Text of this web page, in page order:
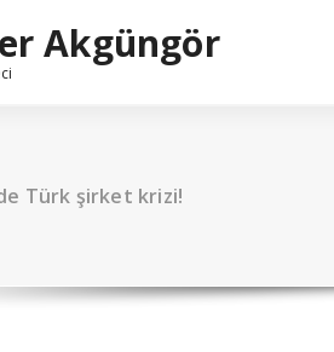
Akgüngör
Türk şirket krizi!